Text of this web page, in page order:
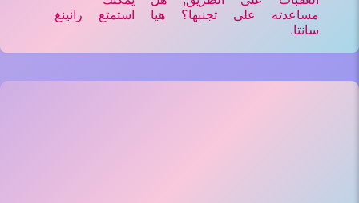
مساعدته على تجنبها؟ هيا استمتع رانينغ
سانتا.